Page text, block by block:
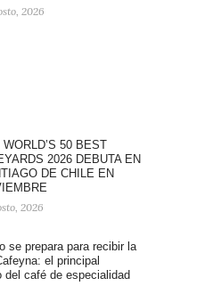
2026
WORLD’S 50 BEST
2026 DEBUTA EN
DE CHILE EN
2026
se prepara para recibir la
el principal
del café de especialidad